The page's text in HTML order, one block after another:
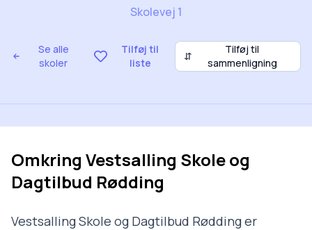
Se alle
skoler
Tilføj til
liste
⇵
Tilføj til
sammenligning
Skolevej 1
Omkring Vestsalling Skole og
Dagtilbud Rødding
Vestsalling Skole og Dagtilbud Rødding er